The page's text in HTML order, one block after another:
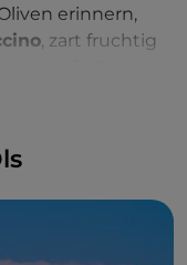
erinnern,
, zart fruchtig
mit weichen